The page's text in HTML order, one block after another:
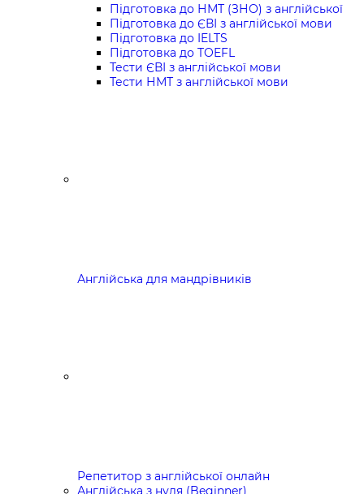
Підготовка до НМТ (ЗНО) з англійської
Підготовка до ЄВІ з англійської мови
Підготовка до IELTS
Підготовка до TOEFL
Тести ЄВІ з англійської мови
Тести НМТ з англійської мови
Англійська для мандрівників
Репетитор з англійської онлайн
Англійська з нуля (Beginner)